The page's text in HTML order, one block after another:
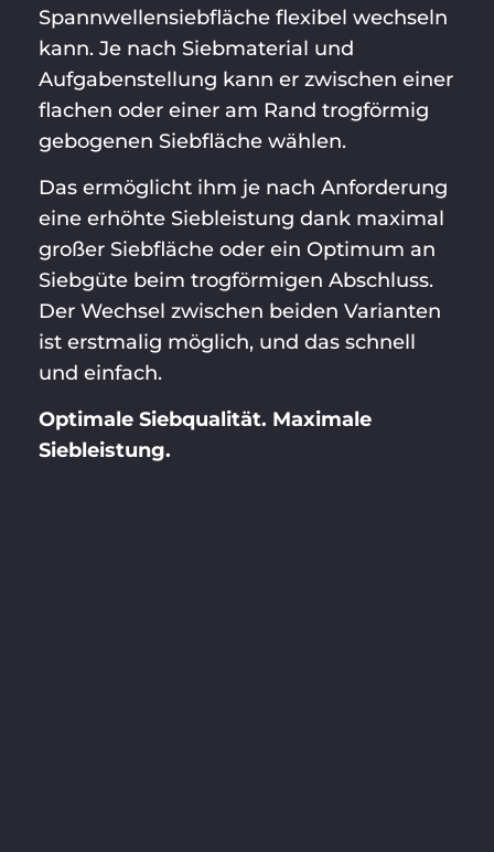
Spannwellensiebfläche flexibel wechseln
kann. Je nach Siebmaterial und
Aufgabenstellung kann er zwischen einer
flachen oder einer am Rand trogförmig
gebogenen Siebfläche wählen.
Das ermöglicht ihm je nach Anforderung
eine erhöhte Siebleistung dank maximal
großer Siebfläche oder ein Optimum an
Siebgüte beim trogförmigen Abschluss.
Der Wechsel zwischen beiden Varianten
ist erstmalig möglich, und das schnell
und einfach.
Optimale Siebqualität. Maximale
Siebleistung.